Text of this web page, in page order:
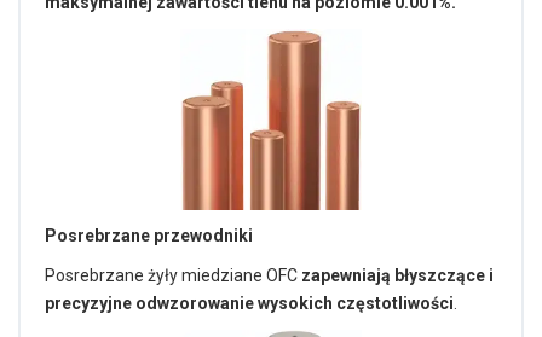
Posrebrzane przewodniki
Posrebrzane żyły miedziane OFC zapewniają błyszczące i
precyzyjne odwzorowanie wysokich częstotliwości